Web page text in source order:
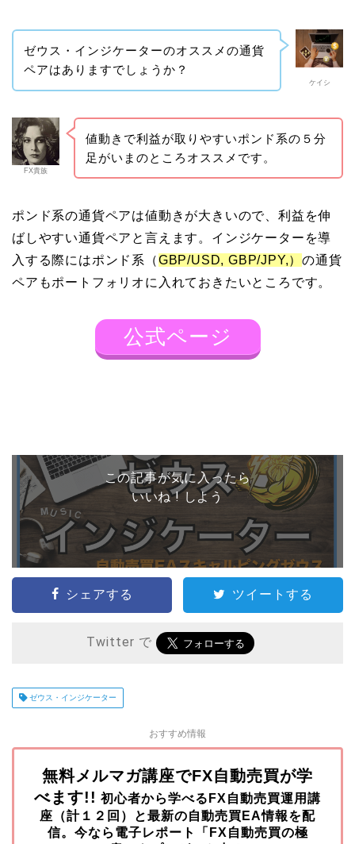
ケイシ
ゼウス・インジケーターのオススメの通貨
ペアはありますでしょうか？
FX貴族
値動きで利益が取りやすいポンド系の５分
足がいまのところオススメです。
ポンド系の通貨ペアは値動きが大きいので、利益を伸
ばしやすい通貨ペアと言えます。インジケーターを導
入する際にはポンド系（GBP/USD, GBP/JPY,）の通貨
ペアもポートフォリオに入れておきたいところです。
公式ページ
この記事が気に入ったら
いいね ! しよう
シェアする ツイートする
Twitter で
ゼウス・インジケーター
おすすめ情報
無料メルマガ講座でFX自動売買が学
べます!! 初心者から学べるFX自動売買運用講
座（計１２回）と最新の自動売買EA情報を配
信。今なら 電子レポート「FX自動売買の極